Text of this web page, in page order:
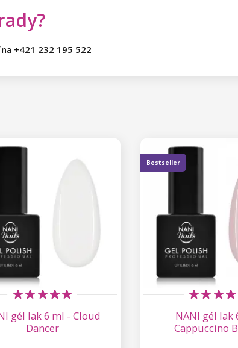
+421 232 195 522
gél lak 6 ml - Cloud
Dancer
NANI gél lak
Cappuccino
Bestseller